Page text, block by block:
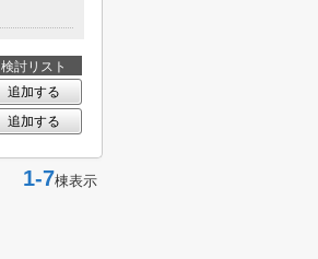
検討リスト
追加する
追加する
1-7棟表示